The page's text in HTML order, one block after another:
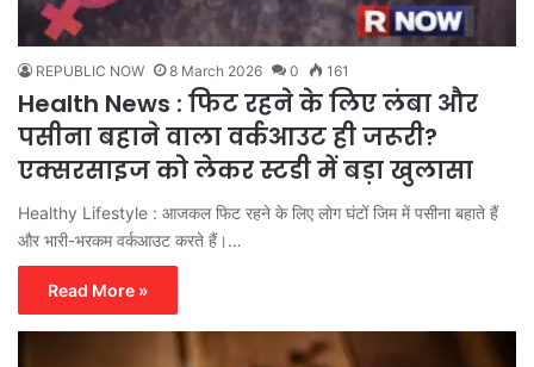
REPUBLIC NOW 8 March 2026 0 161
Health News : फिट रहने के लिए लंबा और
पसीना बहाने वाला वर्कआउट ही जरूरी?
एक्सरसाइज को लेकर स्टडी में बड़ा खुलासा
Healthy Lifestyle : आजकल फिट रहने के लिए लोग घंटों जिम में पसीना बहाते हैं
और भारी-भरकम वर्कआउट करते हैं।…
Read More »